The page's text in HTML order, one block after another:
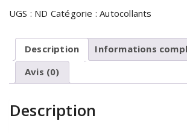
UGS : ND Catégorie :Autocollants
Description
Informations
Avis (0)
Description